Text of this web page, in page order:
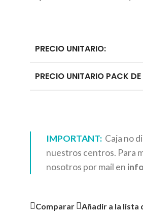
PRECIO UNITARIO:
PRECIO UNITARIO PACK
IMPORTANT: Caja no
nuestros centros. Para
nosotros por mail en
Comparar
Añadir a la lista